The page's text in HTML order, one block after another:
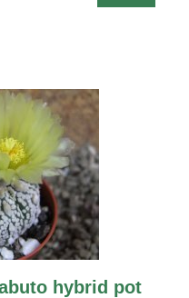
hybrid pot